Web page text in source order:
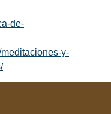
de-
y-